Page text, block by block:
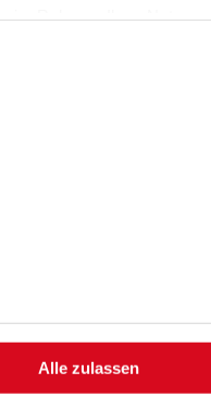
Alle zulassen